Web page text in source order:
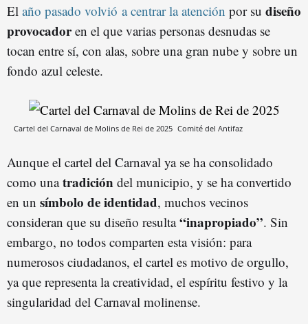
El año pasado volvió a centrar la atención por su diseño
provocadoren el que varias personas desnudas se
tocan entre sí, con alas, sobre una gran nube y sobre un
fondo azul celeste.
Cartel del Carnaval de Molins de Rei de 2025 Comité del Antifaz
Aunque el cartel del Carnaval ya se ha consolidado
como unatradición del municipio, y se ha convertido
en un símbolo de identidad, muchos vecinos
consideran que su diseño resulta“inapropiado”. Sin
embargo, no todos comparten esta visión: para
numerosos ciudadanos, el cartel es motivo de orgullo,
ya que representa la creatividad, el espíritu festivo y la
singularidad del Carnaval molinense.